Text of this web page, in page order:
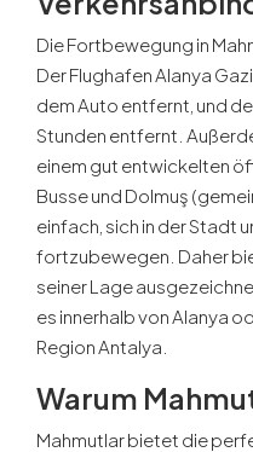
Die Fortbewegung in
Der Flughafen Alanya
dem Auto entfernt, und
Stunden entfernt.
einem gut entwickelten
Busse und Dolmuş
einfach, sich in der Stadt
fortzubewegen. Daher
seiner Lage
es innerhalb von Alanya
Region Antalya.
Warum
Mahmutlar bietet die